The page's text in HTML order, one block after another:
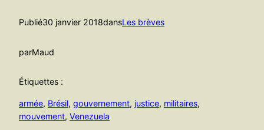
Publié30 janvier 2018dansLes brèves
parMaud
Étiquettes :
armée, Brésil, gouvernement, justice, militaires
mouvement, Venezuela